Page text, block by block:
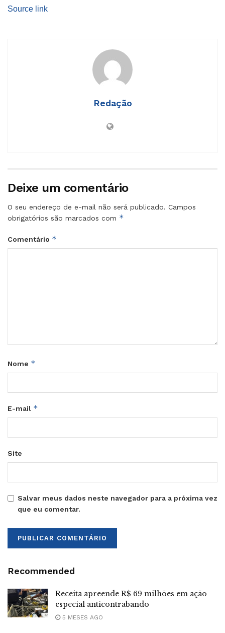
Source link
Redação
Deixe um comentário
O seu endereço de e-mail não será publicado. Campos
obrigatórios são marcados com *
Comentário *
Nome *
E-mail *
Site
Salvar meus dados neste navegador para a próxima vez
que eu comentar.
Recommended
Receita apreende R$ 69 milhões em ação
especial anticontrabando
5 MESES AGO